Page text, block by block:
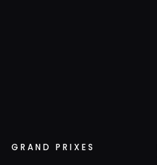
GRAND PRIXES